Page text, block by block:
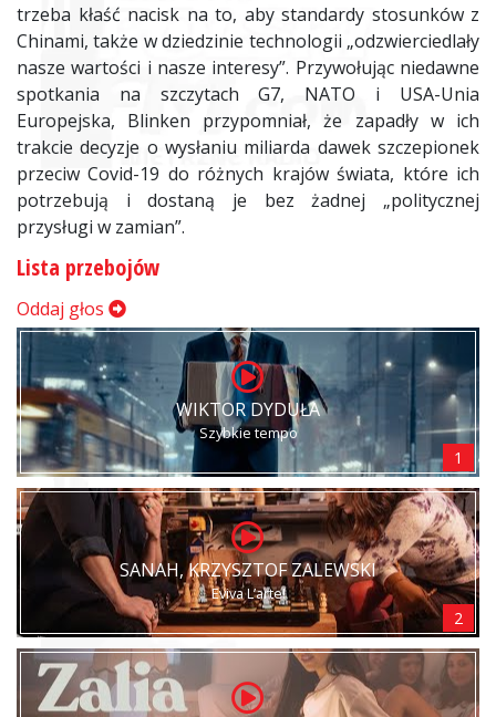
trzeba kłaść nacisk na to, aby standardy stosunków z
Chinami, także w dziedzinie technologii „odzwierciedlały
nasze wartości i nasze interesy”. Przywołując niedawne
spotkania na szczytach G7, NATO i USA-Unia
Europejska, Blinken przypomniał, że zapadły w ich
trakcie decyzje o wysłaniu miliarda dawek szczepionek
przeciw Covid-19 do różnych krajów świata, które ich
potrzebują i dostaną je bez żadnej „politycznej
przysługi w zamian”.
Lista przebojów
Oddaj głos
WIKTOR DYDUŁA
Szybkie tempo
1
SANAH, KRZYSZTOF ZALEWSKI
Eviva L’arte!
2